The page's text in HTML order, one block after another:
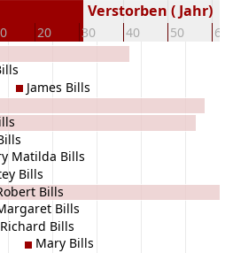
20 30 40 50 60
Verstorben ( Jahr)
Matilda Bills
Bills
Bills
Bills
Richard Bills
James Bills
Mary Bills